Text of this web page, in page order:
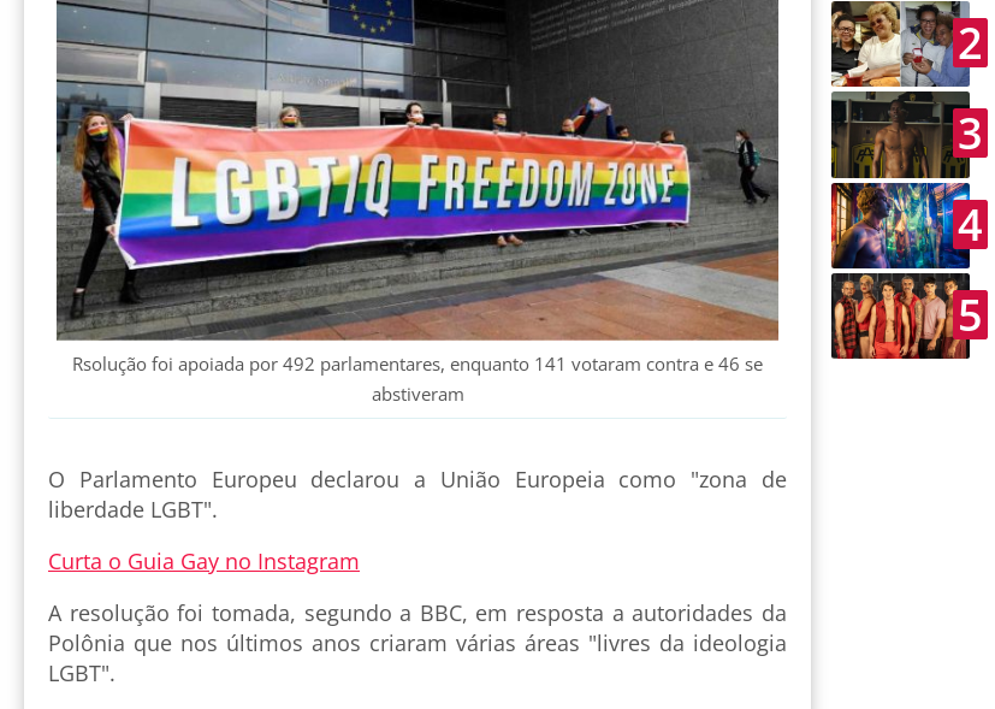
Rsolução foi apoiada por 492 parlamentares, enquanto 141 votaram contra e 46 se
abstiveram
O Parlamento Europeu declarou a União Europeia como "zona de
liberdade LGBT".
Curta o Guia Gay no Instagram
A resolução foi tomada, segundo a BBC, em resposta a autoridades da
Polônia que nos últimos anos criaram várias áreas "livres da ideologia
LGBT".
2
3
4
5